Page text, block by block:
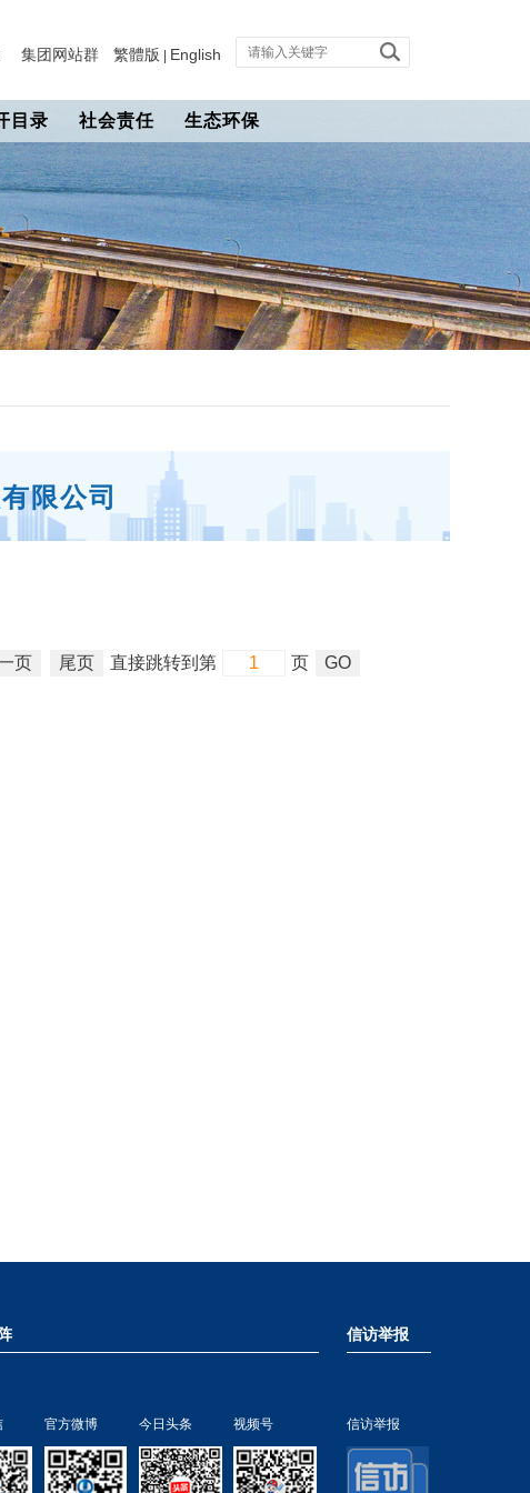
集团网站群 繁體版 English
目录 社会责任 生态环保
限公司
页 尾页 直接跳转到第 页
官方微博 今日头条 视频号
信访举报
信访举报